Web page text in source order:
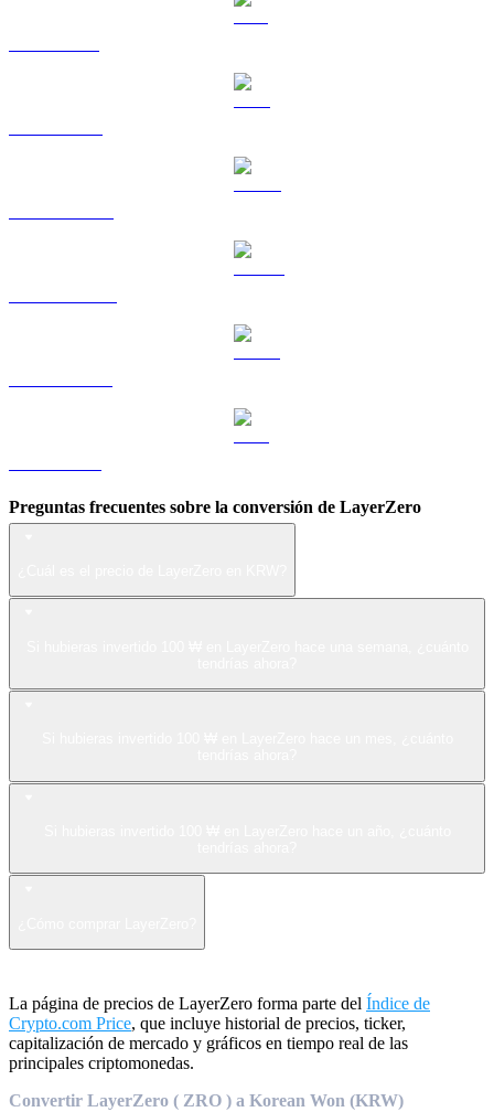
Preguntas frecuentes sobre la conversión de LayerZero
La página de precios de LayerZero forma parte del Índice de
Crypto.com Price, que incluye historial de precios, ticker,
capitalización de mercado y gráficos en tiempo real de las
principales criptomonedas.
Convertir LayerZero ( ZRO ) a Korean Won (KRW)